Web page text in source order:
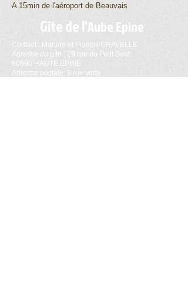
A 15min de l'aéroport de Beauvais
Gîtede l'Aube Epine
Contact : Martine et Francis GRAVELLE
Adresse du gîte : 29 rue du Petit Bout
60690 HAUTE EPINE
Adresse postale: 9 rue verte